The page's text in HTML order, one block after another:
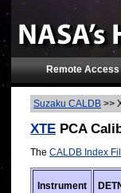
Remote Access
Suzaku CALDB >>
XTE PCA
The CALDB Index
Instrument